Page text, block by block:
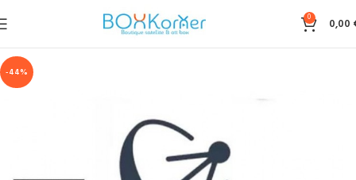
0 0,00
-44%